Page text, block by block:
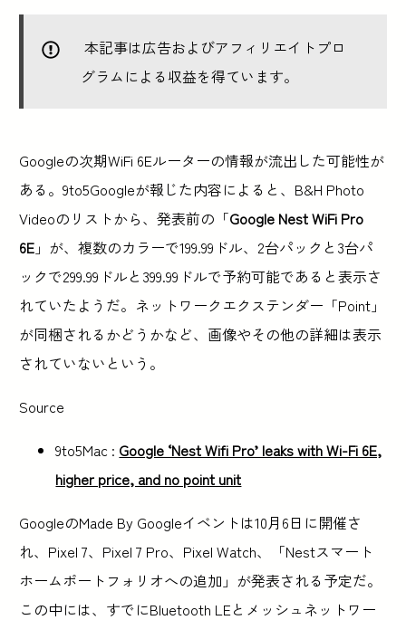
本記事は広告およびアフィリエイトプロ
グラムによる収益を得ています。
Googleの次期WiFi 6Eルーターの情報が流出した可能性が
ある。9to5Googleが報じた内容によると、B&H Photo
Videoのリストから、発表前の「Google Nest WiFi Pro
6E 」が、複数のカラーで199.99ドル、2台パックと3台パ
ックで299.99ドルと399.99ドルで予約可能であると表示さ
れていたようだ。ネットワークエクステンダー「Point」
が同梱されるかどうかなど、画像やその他の詳細は表示
されていないという。
Source
9to5Mac : Google ‘Nest Wifi Pro’ leaks with Wi-Fi 6E,
higher price, and no point unit
GoogleのMade By Googleイベントは10月6日に開催さ
れ、Pixel 7、Pixel 7 Pro、Pixel Watch、「Nestスマート
ホームポートフォリオへの追加」が発表される予定だ。
この中には、すでにBluetooth LEとメッシュネットワー